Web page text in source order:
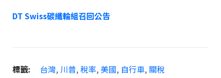
DT Swiss碳纖輪組召回公告
標籤: 台灣, 川普, 稅率, 美國, 自行車, 關稅